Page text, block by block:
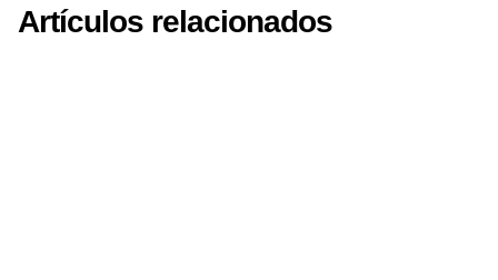
Artículos relacionados